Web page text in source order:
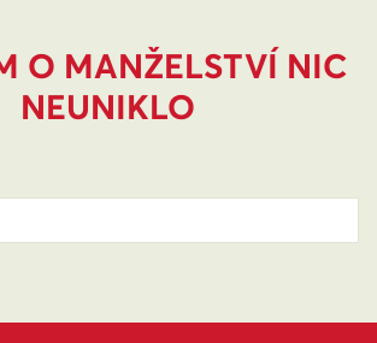
O MANŽELSTVÍ NIC
NEUNIKLO